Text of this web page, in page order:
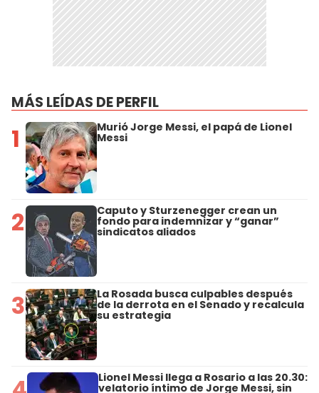
MÁS LEÍDAS DE PERFIL
1 Murió Jorge Messi, el papá de Lionel
Messi
2 Caputo y Sturzenegger crean un
fondo para indemnizar y “ganar”
sindicatos aliados
3 La Rosada busca culpables después
de la derrota en el Senado y recalcula
su estrategia
Lionel Messi llega a Rosario a las 20.30:
velatorio íntimo de Jorge Messi, sin